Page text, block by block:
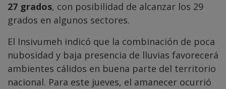
27 grados, con posibilidad de alcanzar los 29
grados en algunos sectores.
El Insivumeh indicó que la combinación de poca
nubosidad y baja presencia de lluvias favorecerá
ambientes cálidos en buena parte del territorio
nacional. Para este jueves, el amanecer ocurrió